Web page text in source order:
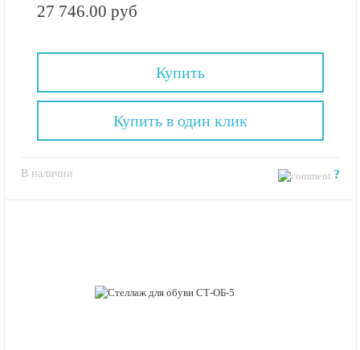
27 746.00 руб
Купить
В наличии ?
Купить в один клик